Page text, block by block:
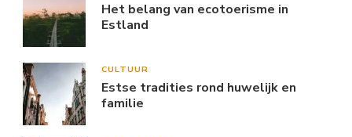
Het belang van ecotoerisme in
Estland
CULTUUR
Estse tradities rond huwelijk en
familie